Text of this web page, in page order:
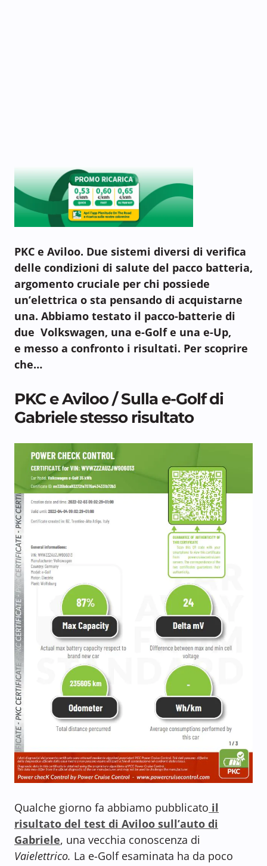
PKC e Aviloo. Due sistemi diversi di verifica
delle condizioni di salute del pacco batteria,
argomento cruciale per chi possiede
un’elettrica o sta pensando di acquistarne
una. Abbiamo testato il pacco-batterie di
due Volkswagen, una e-Golf e una e-Up,
e messo a confronto i risultati. Per scoprire
che…
PKC e Aviloo / Sulla e-Golf di
Gabriele stesso risultato
Qualche giorno fa abbiamo pubblicato il
risultato del test di Aviloo sull’auto di
Gabriele, una vecchia conoscenza di
Vaielettrico. La e-Golf esaminata ha da poco